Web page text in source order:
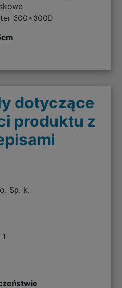
300x300D
dotyczące
produktu z
Sp. k.